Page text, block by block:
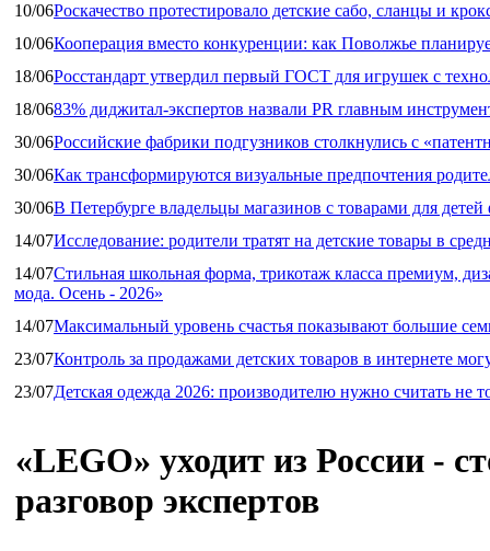
10/06Роскачество протестировало детские сабо, сланцы и
10/06Кооперация вместо конкуренции: как Поволжье
18/06Росстандарт утвердил первый ГОСТ для игрушек с
18/0683% диджитал‑экспертов назвали PR главным
30/06Российские фабрики подгузников столкнулись с
30/06Как трансформируются визуальные предпочтения
30/06В Петербурге владельцы магазинов с товарами для
14/07Исследование: родители тратят на детские товары в
14/07Стильная школьная форма, трикотаж класса премиум,
мода. Осень - 2026»
14/07Максимальный уровень счастья показывают большие
23/07Контроль за продажами детских товаров в интернете
23/07Детская одежда 2026: производителю нужно считать не
«LEGO» уходит из России -
разговор экспертов